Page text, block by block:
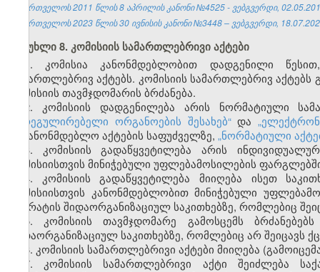
საქართველოს 2011 წლის 8 აპრილის კანონი №4525 - ვებგვერდი,
საქართველოს 2023 წლის 30 ივნისის კანონი №3448 – ვებგვერდი,
მუხლი 8. კომისიის სამართლებრივი აქტები
1. კომისია კანონმდებლობით დადგენილი
სამართლებრივ აქტებს. კომისიის სამართლებრივ
კომისიის თავმჯდომარის ბრძანება.
2. კომისიის დადგენილება არის ნორმატიული
მარეგულირებელი ორგანოების შესახებ“და
საკანონმდებლო აქტების საფუძველზე, „ნორმატიული
3. კომისიის გადაწყვეტილება არის
კომისიისთვის მინიჭებული უფლებამოსილების
4. კომისიის გადაწყვეტილება მიიღება ისეთ
კომისიისთვის კანონმდებლობით მინიჭებული
აპარატის შიდაორგანიზაციულ საკითხებზე, რომლებიც
5. კომისიის თავმჯდომარე გამოსცემს
შიდაორგანიზაციულ საკითხებზე, რომლებიც არ შეიცავს
6. კომისიის სამართლებრივი აქტები მიიღება
7. კომისიის სამართლებრივი აქტი შეიძლება